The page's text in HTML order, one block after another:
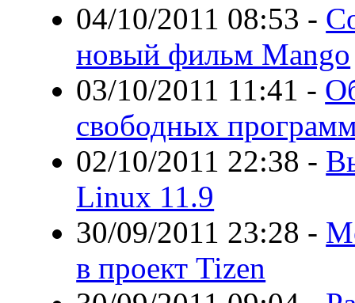
04/10/2011 08:53 -
новый фильм Mango
03/10/2011 11:41 -
свободных
02/10/2011 22:38 -
Linux 11.9
30/09/2011 23:28 -
в проект Tizen